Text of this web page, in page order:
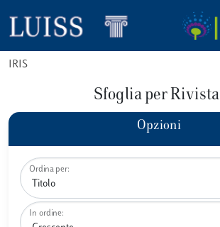
IRIS
Sfoglia per Rivista
Opzioni
Ordina per:
In ordine: